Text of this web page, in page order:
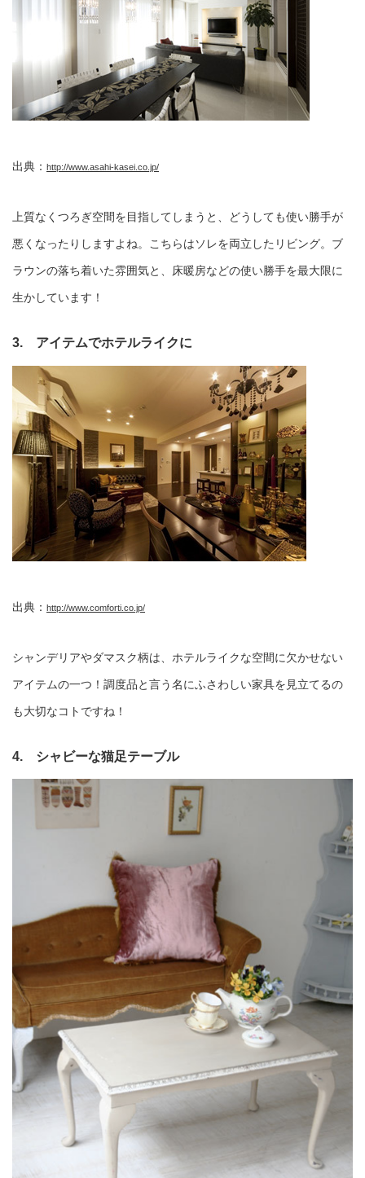
出典： http://www.asahi-kasei.co.jp/
上質なくつろぎ空間を目指してしまうと、どうしても使い勝手が
悪くなったりしますよね。こちらはソレを両立したリビング。ブ
ラウンの落ち着いた雰囲気と、床暖房などの使い勝手を最大限に
生かしています！
3. アイテムでホテルライクに
出典： http://www.comforti.co.jp/
シャンデリアやダマスク柄は、ホテルライクな空間に欠かせない
アイテムの一つ！調度品と言う名にふさわしい家具を見立てるの
も大切なコトですね！
4. シャビーな猫足テーブル